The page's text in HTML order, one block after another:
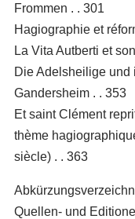
Frommen . . 301
Hagiographie et
La Vita Autberti et
Die Adelsheilige und
Gandersheim . . 353
Et saint Clément
thème
siècle) . . 363
Quellen- und